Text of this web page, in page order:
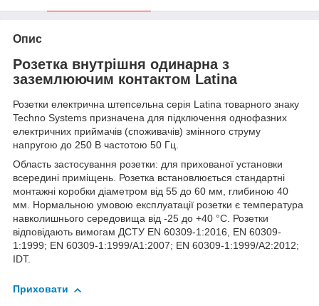
Опис
Розетка внутрішня одинарна з
заземлюючим контактом Latina
Розетки електрична штепсельна серія Latina товарного знаку
Techno Systems призначена для підключення однофазних
електричних приймачів (споживачів) змінного струму
напругою до 250 В частотою 50 Гц.
Область застосування розетки: для прихованої установки
всередині приміщень. Розетка встановлюється стандартні
монтажні коробки діаметром від 55 до 60 мм, глибиною 40
мм. Нормальною умовою експлуатації розетки є температура
навколишнього середовища від -25 до +40 °С. Розетки
відповідають вимогам ДСТУ EN 60309-1:2016, EN 60309-
1:1999; EN 60309-1:1999/А1:2007; EN 60309-1:1999/А2:2012;
IDT.
Приховати